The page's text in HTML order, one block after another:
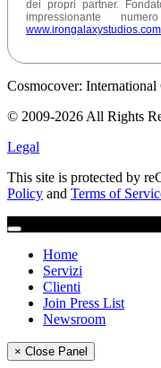
dei propri partner.
impressionante
www.irongalaxystudios.com
Cosmocover:
© 2009-2026 All Rights
Legal
This site is protected by
Policy and Terms of
Home
Servizi
Clienti
Join Press List
Newsroom
× Close Panel